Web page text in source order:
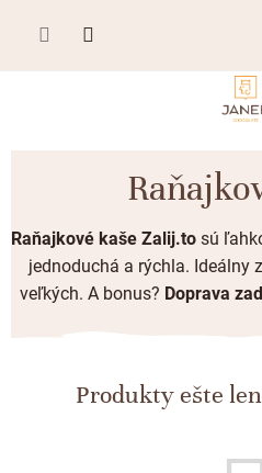
Plnená čokoláda
Mliečna čokoláda
Horká čokoláda
Čokoláda Passion
BONBONIÉRY, PRALINKY A
Bonboniéry
Kusové pralinky a hľuzovky
ČOKOLÁDOVÉ ŠPECIALITY
Čokoládové lízanky
Čokoládové srdiečka
ZÁKAZKOVÁ VÝROBA
Letné darčeky
KAKAOVÉ VÝROBKY
Raňajkové kaše Zalij.to sú
jednoduchá a rýchla. Ideálny
veľkých. A bonus? Doprava
Produkty ešte